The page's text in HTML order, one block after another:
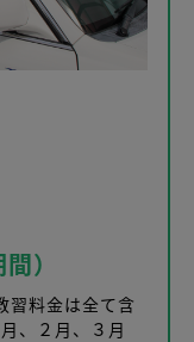
）
習料金は全て含
、２月、３月